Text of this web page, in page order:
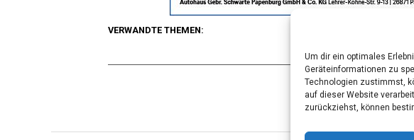
Um dir ein optimales
Geräteinformationen zu
Technologien zustimmst,
auf dieser Website
zurückziehst, können
VERWANDTE THEMEN:
AUCH